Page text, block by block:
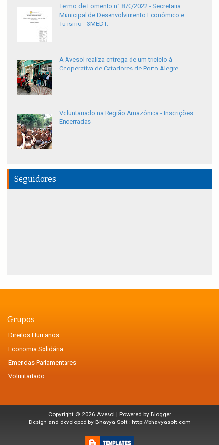
Termo de Fomento n° 870/2022 - Secretaria
Municipal de Desenvolvimento Econômico e
Turismo - SMEDT.
A Avesol realiza entrega de um triciclo à
Cooperativa de Catadores de Porto Alegre
Voluntariado na Região Amazônica - Inscrições
Encerradas
Seguidores
Grupos
Direitos Humanos
Economia Solidária
Emendas Parlamentares
Voluntariado
Copyright © 2026 Avesol | Powered by Blogger
Design and developed by Bhavya Soft : http://bhavyasoft.com